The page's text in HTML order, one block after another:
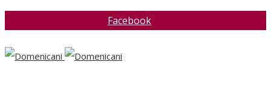
Facebook